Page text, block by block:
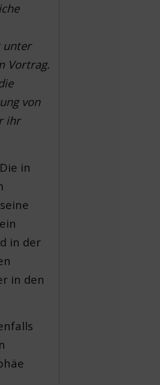
unter
Vortrag.
von
ihr
in
in der
in den